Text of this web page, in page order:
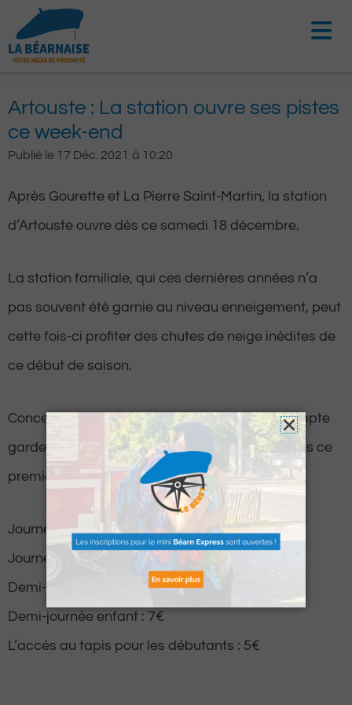
contenu
Artouste : La station ouvre ses pistes
ce week-end
Publié le 17 Déc. 2021 à 10:20
Après Gourette et La Pierre Saint-Martin, la station
d’Artouste ouvre dès ce samedi 18 décembre.
La station familiale, qui ces dernières années n’a
pas souvent été garnie au niveau enneigement, peut
cette fois-ci profiter des chutes de neige inédites de
ce début de saison.
Concernant le prix d’entrée, le site ossalois compte
garder ses tarifs attractifs pour faire le plein dès ce
premier week-end des vacances de Noël.
Journée adulte : 19€
Journée enfant : 9€
Demi-journée adulte : 14€
Demi-journée enfant : 7€
L’accès au tapis pour les débutants : 5€